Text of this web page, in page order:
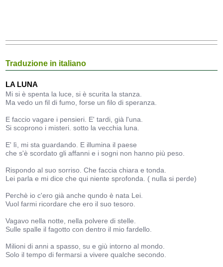
Traduzione in italiano
LA LUNA
Mi si è spenta la luce, si è scurita la stanza.
Ma vedo un fil di fumo, forse un filo di speranza.
E faccio vagare i pensieri. E' tardi, già l'una.
Si scoprono i misteri. sotto la vecchia luna.
E' lì, mi sta guardando. E illumina il paese
che s'è scordato gli affanni e i sogni non hanno più peso.
Rispondo al suo sorriso. Che faccia chiara e tonda.
Lei parla e mi dice che qui niente sprofonda. ( nulla si perde)
Perchè io c'ero già anche qundo è nata Lei.
Vuol farmi ricordare che ero il suo tesoro.
Vagavo nella notte, nella polvere di stelle.
Sulle spalle il fagotto con dentro il mio fardello.
Milioni di anni a spasso, su e giù intorno al mondo.
Solo il tempo di fermarsi a vivere qualche secondo.